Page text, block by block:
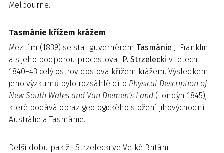
Melbourne.
Tasmánie křížem krážem
Mezitím (1839) se stal guvernérem Tasmánie J. Franklin
a s jeho podporou procestoval P. Strzelecki v letech
1840–43 celý ostrov doslova křížem krážem. Výsledkem
jeho výzkumů bylo rozsáhlé dílo Physical Description of
New South Wales and Van Diemen’s Land (Londýn 1845),
které podává obraz geologického složení jihovýchodní
Austrálie a Tasmánie.
Delší dobu pak žil Strzelecki ve Velké Británii